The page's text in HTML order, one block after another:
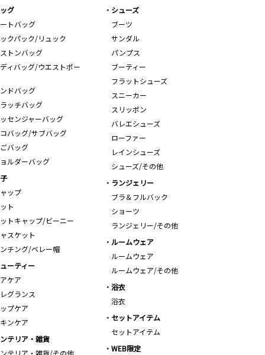
グ
トバッグ
クパック/リュック
トンバッグ
ィバッグ/ウエストポー
ドバッグ
ッチバッグ
センジャーバッグ
バッグ/サブバッグ
バッグ
ルダーバッグ
シューズ
ブーツ
サンダル
パンプス
ブーティー
フラットシューズ
スニーカー
スリッポン
バレエシューズ
ローファー
レインシューズ
シューズ/その他
ップ
ト
トキャップ/ビーニー
スケット
チング/ベレー帽
ランジェリー
ブラ＆フルバック
ショーツ
ランジェリー/その他
ルームウェア
ルームウェア
ルームウェア/その他
ーティー
ケア
グランス
プケア
ンケア
浴衣
浴衣
セットアイテム
セットアイテム
テリア・雑貨
テリア・雑貨/その他
WEB限定